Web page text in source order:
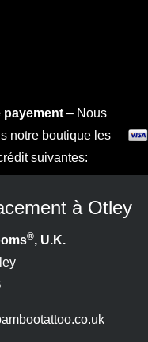
payement– Nous
notre boutique les
suivantes:
à Otley
®, U.K.